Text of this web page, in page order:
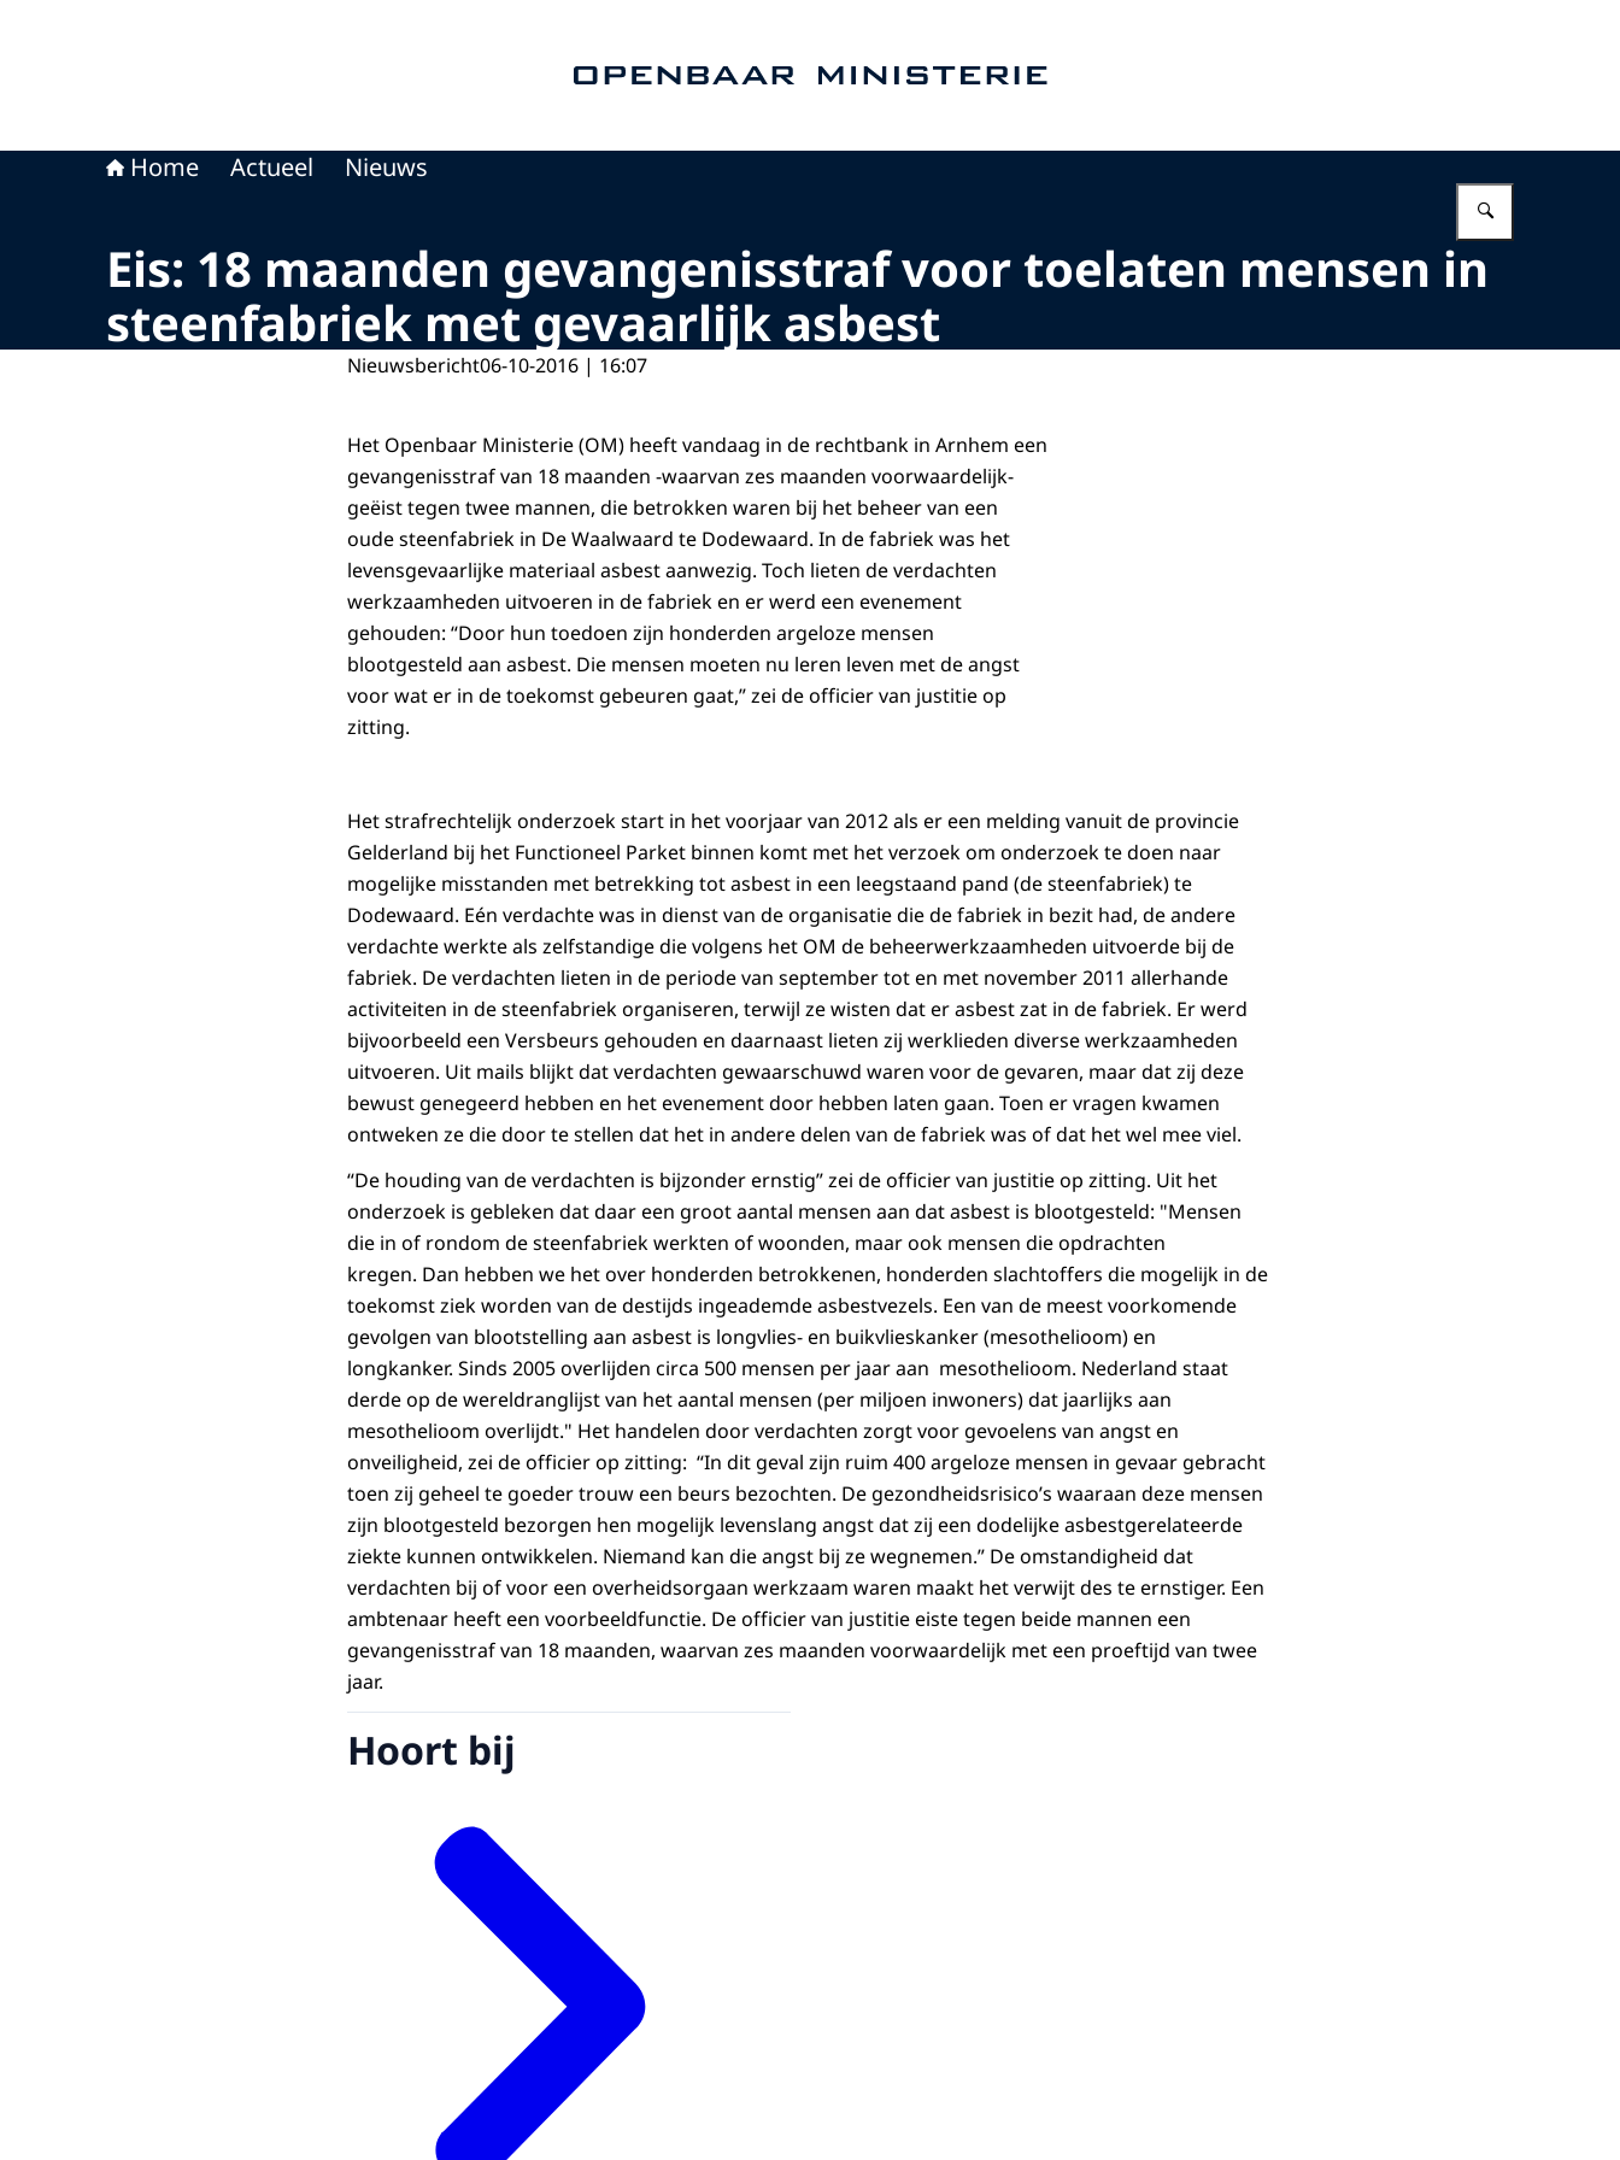
Home Actueel Nieuws
Eis: 18 maanden gevangenisstraf voor toelaten mensen in
steenfabriek met gevaarlijk asbest
Nieuwsbericht06-10-2016 | 16:07
Het Openbaar Ministerie (OM) heeft vandaag in de rechtbank in Arnhem een
gevangenisstraf van 18 maanden -waarvan zes maanden voorwaardelijk-
geëist tegen twee mannen, die betrokken waren bij het beheer van een
oude steenfabriek in De Waalwaard te Dodewaard. In de fabriek was het
levensgevaarlijke materiaal asbest aanwezig. Toch lieten de verdachten
werkzaamheden uitvoeren in de fabriek en er werd een evenement
gehouden: “Door hun toedoen zijn honderden argeloze mensen
blootgesteld aan asbest. Die mensen moeten nu leren leven met de angst
voor wat er in de toekomst gebeuren gaat,” zei de officier van justitie op
zitting.
Het strafrechtelijk onderzoek start in het voorjaar van 2012 als er een melding vanuit de provincie
Gelderland bij het Functioneel Parket binnen komt met het verzoek om onderzoek te doen naar
mogelijke misstanden met betrekking tot asbest in een leegstaand pand (de steenfabriek) te
Dodewaard. Eén verdachte was in dienst van de organisatie die de fabriek in bezit had, de andere
verdachte werkte als zelfstandige die volgens het OM de beheerwerkzaamheden uitvoerde bij de
fabriek. De verdachten lieten in de periode van september tot en met november 2011 allerhande
activiteiten in de steenfabriek organiseren, terwijl ze wisten dat er asbest zat in de fabriek. Er werd
bijvoorbeeld een Versbeurs gehouden en daarnaast lieten zij werklieden diverse werkzaamheden
uitvoeren. Uit mails blijkt dat verdachten gewaarschuwd waren voor de gevaren, maar dat zij deze
bewust genegeerd hebben en het evenement door hebben laten gaan. Toen er vragen kwamen
ontweken ze die door te stellen dat het in andere delen van de fabriek was of dat het wel mee viel.
“De houding van de verdachten is bijzonder ernstig” zei de officier van justitie op zitting. Uit het
onderzoek is gebleken dat daar een groot aantal mensen aan dat asbest is blootgesteld: "Mensen
die in of rondom de steenfabriek werkten of woonden, maar ook mensen die opdrachten
kregen. Dan hebben we het over honderden betrokkenen, honderden slachtoffers die mogelijk in de
toekomst ziek worden van de destijds ingeademde asbestvezels. Een van de meest voorkomende
gevolgen van blootstelling aan asbest is longvlies- en buikvlieskanker (mesothelioom) en
longkanker. Sinds 2005 overlijden circa 500 mensen per jaar aan mesothelioom. Nederland staat
derde op de wereldranglijst van het aantal mensen (per miljoen inwoners) dat jaarlijks aan
mesothelioom overlijdt." Het handelen door verdachten zorgt voor gevoelens van angst en
onveiligheid, zei de officier op zitting: “In dit geval zijn ruim 400 argeloze mensen in gevaar gebracht
toen zij geheel te goeder trouw een beurs bezochten. De gezondheidsrisico’s waaraan deze mensen
zijn blootgesteld bezorgen hen mogelijk levenslang angst dat zij een dodelijke asbestgerelateerde
ziekte kunnen ontwikkelen. Niemand kan die angst bij ze wegnemen.” De omstandigheid dat
verdachten bij of voor een overheidsorgaan werkzaam waren maakt het verwijt des te ernstiger. Een
ambtenaar heeft een voorbeeldfunctie. De officier van justitie eiste tegen beide mannen een
gevangenisstraf van 18 maanden, waarvan zes maanden voorwaardelijk met een proeftijd van twee
jaar.
Hoort bij